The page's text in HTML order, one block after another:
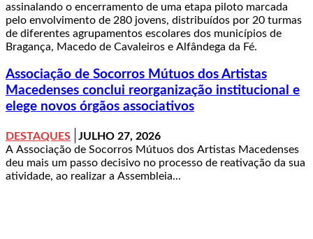
assinalando o encerramento de uma etapa piloto marcada
pelo envolvimento de 280 jovens, distribuídos por 20 turmas
de diferentes agrupamentos escolares dos municípios de
Bragança, Macedo de Cavaleiros e Alfândega da Fé.
Associação de Socorros Mútuos dos Artistas
Macedenses conclui reorganização institucional e
elege novos órgãos associativos
DESTAQUES
JULHO 27, 2026
A Associação de Socorros Mútuos dos Artistas Macedenses
deu mais um passo decisivo no processo de reativação da sua
atividade, ao realizar a Assembleia...